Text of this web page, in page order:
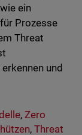
ein
Prozesse
Threat
und
,Zero
,Threat